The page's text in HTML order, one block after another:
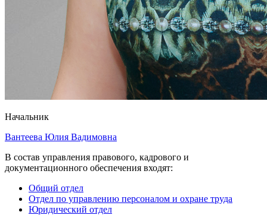
Начальник
Вантеева Юлия Вадимовна
В состав управления правового, кадрового и
документационного обеспечения входят:
Общий отдел
Отдел по управлению персоналом и охране труда
Юридический отдел